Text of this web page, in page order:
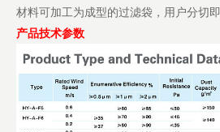
材料可加工为成型的过滤袋，用户分切
产品技术参数